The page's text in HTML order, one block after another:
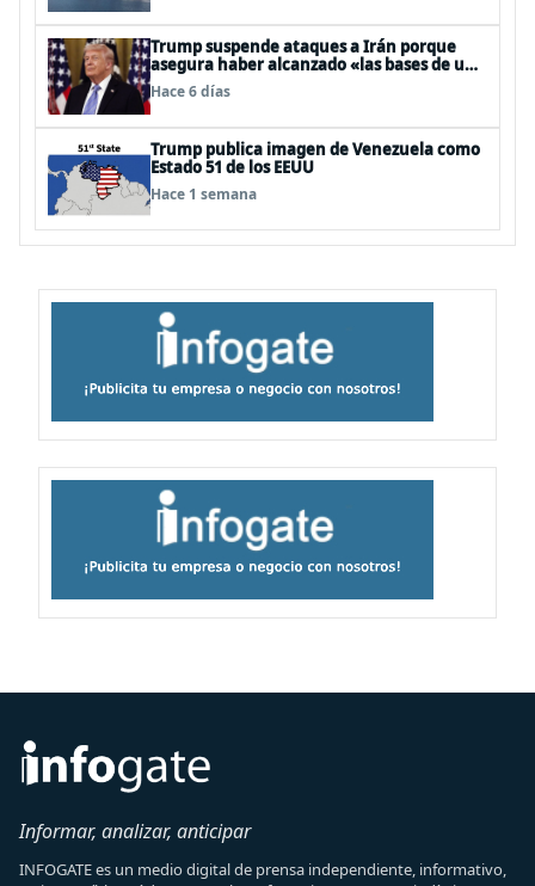
Trump suspende ataques a Irán porque
asegura haber alcanzado «las bases de un
acuerdo»
Hace 6 días
Trump publica imagen de Venezuela como
Estado 51 de los EEUU
Hace 1 semana
Informar, analizar, anticipar
INFOGATE es un medio digital de prensa independiente, informativo,